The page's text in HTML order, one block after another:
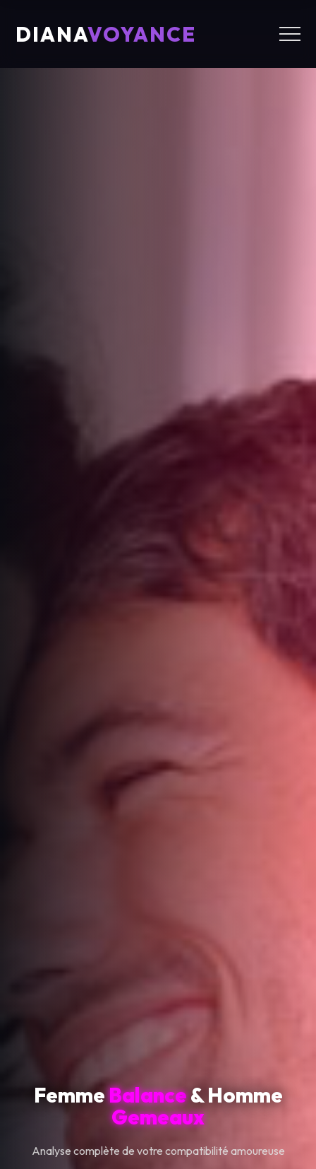
DIANAVOYANCE
FemmeBalance& Homme
Gemeaux
Analyse complète de votre compatibilité amoureuse